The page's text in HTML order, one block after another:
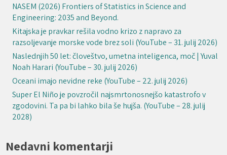
NASEM (2026) Frontiers of Statistics in Science and
Engineering: 2035 and Beyond.
Kitajska je pravkar rešila vodno krizo z napravo za
razsoljevanje morske vode brez soli (YouTube – 31. julij 2026)
Naslednjih 50 let: človeštvo, umetna inteligenca, moč | Yuval
Noah Harari (YouTube – 30. julij 2026)
Oceani imajo nevidne reke (YouTube – 22. julij 2026)
Super El Niño je povzročil najsmrtonosnejšo katastrofo v
zgodovini. Ta pa bi lahko bila še hujša. (YouTube – 28. julij
2028)
Nedavni komentarji